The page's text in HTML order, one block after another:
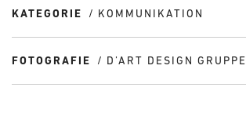
KATEGORIE KOMMUNIKATION
FOTOGRAFIE D’ART DESIGN GRUPPE